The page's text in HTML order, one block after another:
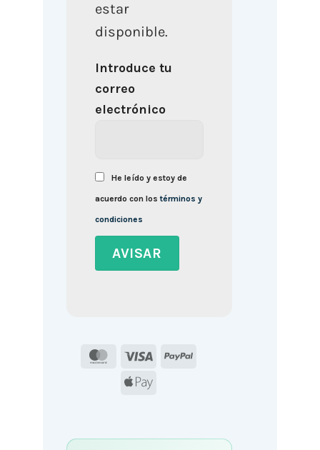
estar
disponible.
Introduce tu
correo
electrónico
He leído y estoy de
acuerdo con lostérminos y
condiciones
MasterCard
Visa
PayPal
Apple